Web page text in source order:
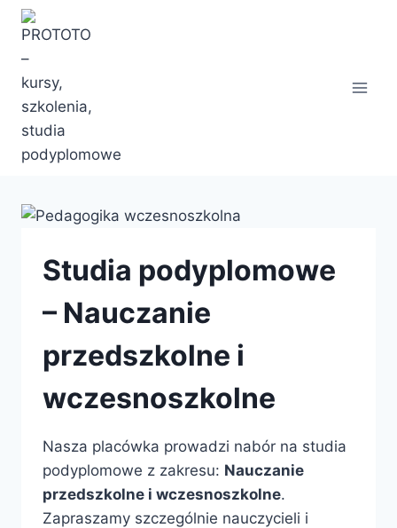
Przejdź
treści
Studia podyplomowe
– Nauczanie
przedszkolne i
wczesnoszkolne
Nasza placówka prowadzi nabór na studia
podyplomowe z zakresu: Nauczanie
przedszkolne i wczesnoszkolne.
Zapraszamy szczególnie nauczycieli i